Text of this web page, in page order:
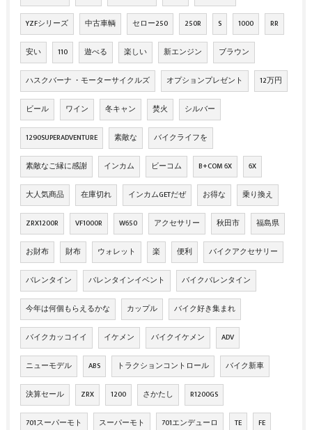
YZFシリーズ 中古車輌 セロー250 250R S 1000 RR
安い 110 遊べる 楽しい 新エンジン ブラウン
ハスクバーナ ・モーターサイクルズ オプションプレゼント 12万円
ビール ワイン 冬キャン 焚火 シルバー
1290SUPERADVENTURE 素敵な バイクライフを
素敵なご縁に感謝 インカム ビーコム B+COM 6X 6X
大人気商品 在庫切れ インカムGETだぜ お得な 乗り換え
ZRX1200R VF1000R W650 アクセサリー 秋田市 福島県
お財布 財布 ウォレット 楽 便利 バイクアクセサリー
バレンタイン バレンタインイベント バイクバレンタイン
今年は何個もらえるかな カップル バイク好き集まれ
バイクカッコイイ イケメン バイクイケメン ADV
ニューモデル ABS トラクションコントロール バイク新車
決算セール ZRX 1200 さかたし R1200GS
701スーパーモト スーパーモト 701エンデューロ TE FE